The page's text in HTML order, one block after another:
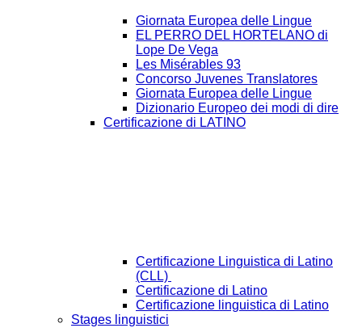
Giornata Europea delle Lingue
EL PERRO DEL HORTELANO di
Lope De Vega
Les Misérables 93
Concorso Juvenes Translatores
Giornata Europea delle Lingue
Dizionario Europeo dei modi di dire
Certificazione di LATINO
Certificazione Linguistica di Latino
(CLL)
Certificazione di Latino
Certificazione linguistica di Latino
Stages linguistici